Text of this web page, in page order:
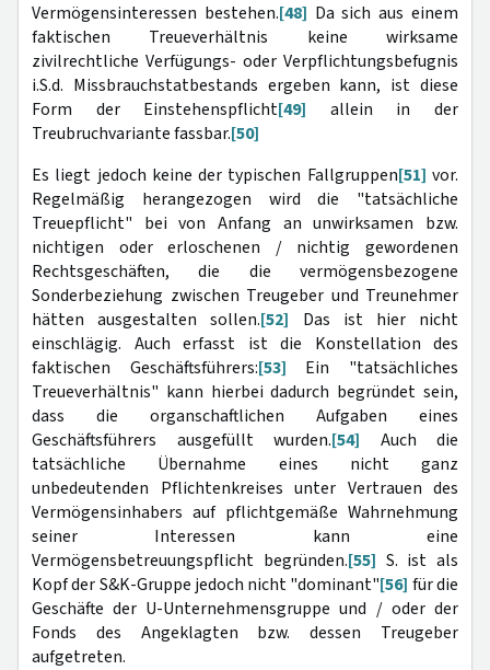
Vermögensinteressen bestehen.[48] Da sich aus einem
faktischen Treueverhältnis keine wirksame
zivilrechtliche Verfügungs- oder Verpflichtungsbefugnis
i.S.d. Missbrauchstatbestands ergeben kann, ist diese
Form der Einstehenspflicht[49] allein in der
Treubruchvariante fassbar.[50]
Es liegt jedoch keine der typischen Fallgruppen[51] vor.
Regelmäßig herangezogen wird die "tatsächliche
Treuepflicht" bei von Anfang an unwirksamen bzw.
nichtigen oder erloschenen / nichtig gewordenen
Rechtsgeschäften, die die vermögensbezogene
Sonderbeziehung zwischen Treugeber und Treunehmer
hätten ausgestalten sollen.[52] Das ist hier nicht
einschlägig. Auch erfasst ist die Konstellation des
faktischen Geschäftsführers:[53] Ein "tatsächliches
Treueverhältnis" kann hierbei dadurch begründet sein,
dass die organschaftlichen Aufgaben eines
Geschäftsführers ausgefüllt wurden.[54] Auch die
tatsächliche Übernahme eines nicht ganz
unbedeutenden Pflichtenkreises unter Vertrauen des
Vermögensinhabers auf pflichtgemäße Wahrnehmung
seiner Interessen kann eine
Vermögensbetreuungspflicht begründen.[55] S. ist als
Kopf der S&K-Gruppe jedoch nicht "dominant"[56] für die
Geschäfte der U-Unternehmensgruppe und / oder der
Fonds des Angeklagten bzw. dessen Treugeber
aufgetreten.